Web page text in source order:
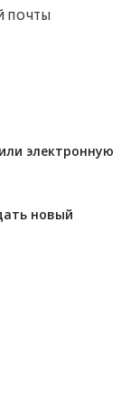
ПОЧТЫ
электронную
новый